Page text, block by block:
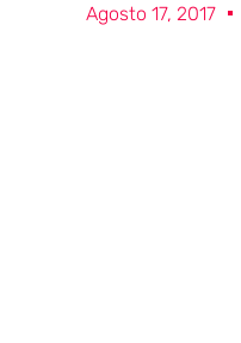
Agosto 17, 2017